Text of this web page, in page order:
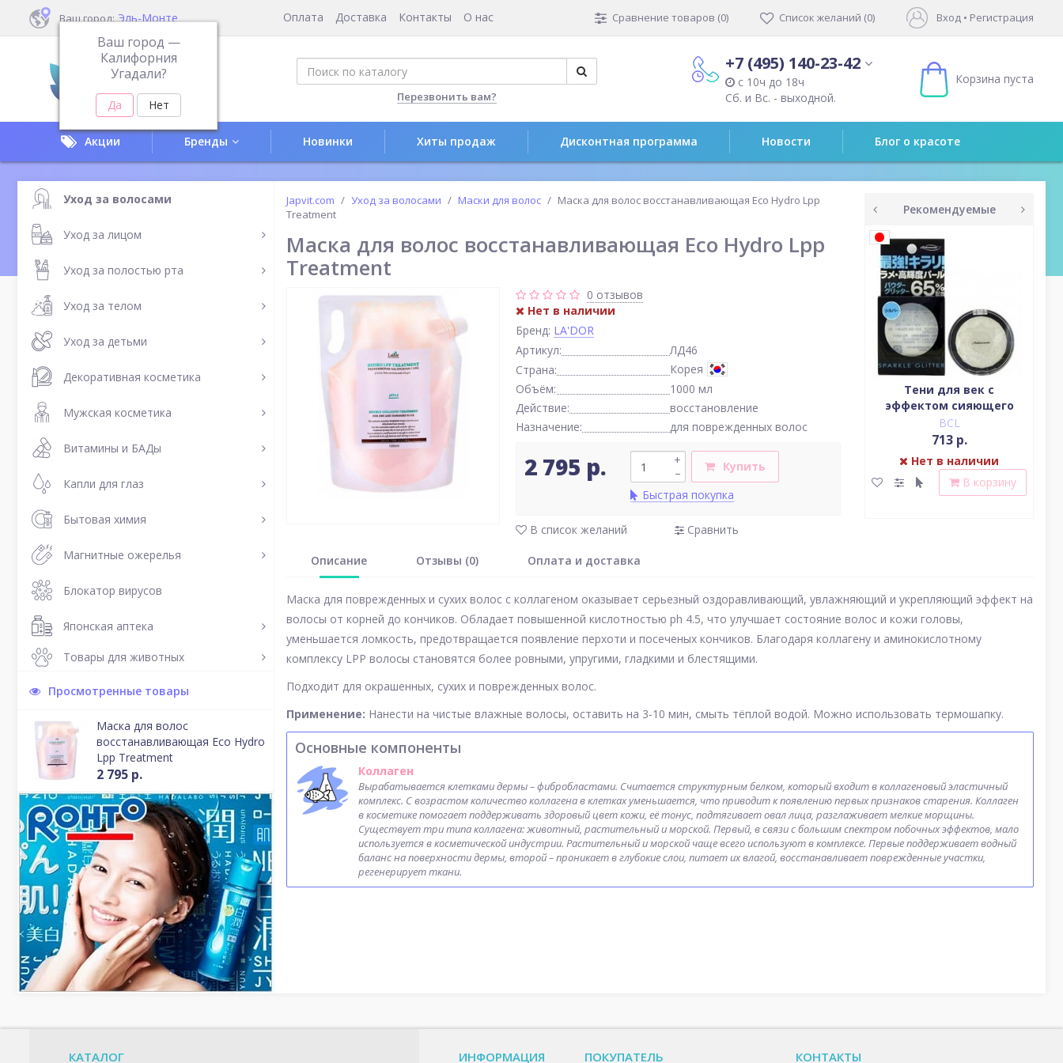
Ваш город: Эль-Монте
Ваш город —
Калифорния
Угадали?
Оплата Доставка Контакты О нас Сравнение товаров (0) Список желаний (0) Вход • Регистрация
Перезвонить вам?
+7 (495) 140-23-42
с 10ч до 18ч
Сб. и Вс. - выходной.
Корзина пуста
Акции Бренды Новинки Хиты продаж Дисконтная программа Новости Блог о красоте
Уход за волосами
Уход за лицом
Уход за полостью рта
Уход за телом
Уход за детьми
Декоративная косметика
Мужская косметика
Витамины и БАДы
Капли для глаз
Бытовая химия
Магнитные ожерелья
Блокатор вирусов
Японская аптека
Товары для животных
Просмотренные товары
Маска для волос
восстанавливающая Eco Hydro
Lpp Treatment
2 795 р.
Japvit.com Уход за волосами Маски для волос
Маска для волос восстанавливающая Eco Hydro Lpp
Treatment
Маска для волос восстанавливающая Eco Hydro Lpp
Treatment
0 отзывов
Нет в наличии
Бренд: LA'DOR
Артикул:
ЛД46
Страна:
Корея
Объём:
1000 мл
Действие:
восстановление
Назначение:
для поврежденных волос
2 795 р. –
+
Купить
Быстрая покупка
В список желаний Сравнить
Рекомендуемые
подводка (цвет
насыщенный черный)
BCL
Нет в наличии
Тени для век c
эффектом сияющего
блеска (серебро)
BCL
713 р.
Нет в наличии
В корзину
Описание Отзывы (0) Оплата и доставка
Маска для поврежденных и сухих волос с коллагеном оказывает серьезный оздоравливающий, увлажняющий и укрепляющий эффект на
волосы от корней до кончиков. Обладает повышенной кислотностью ph 4.5, что улучшает состояние волос и кожи головы,
уменьшается ломкость, предотвращается появление перхоти и посеченых кончиков. Благодаря коллагену и аминокислотному
комплексу LPP волосы становятся более ровными, упругими, гладкими и блестящими.
Подходит для окрашенных, сухих и поврежденных волос.
Применение: Нанести на чистые влажные волосы, оставить на 3-10 мин, смыть тёплой водой. Можно использовать термошапку.
Основные компоненты
Коллаген
Вырабатывается клетками дермы – фибробластами. Считается структурным белком, который входит в коллагеновый эластичный
комплекс. С возрастом количество коллагена в клетках уменьшается, что приводит к появлению первых признаков старения. Коллаген
в косметике помогает поддерживать здоровый цвет кожи, её тонус, подтягивает овал лица, разглаживает мелкие морщины.
Существует три типа коллагена: животный, растительный и морской. Первый, в связи с большим спектром побочных эффектов, мало
используется в косметической индустрии. Растительный и морской чаще всего используют в комплексе. Первые поддерживает водный
баланс на поверхности дермы, второй – проникает в глубокие слои, питает их влагой, восстанавливает поврежденные участки,
регенерирует ткани.
КАТАЛОГ ИНФОРМАЦИЯ ПОКУПАТЕЛЬ КОНТАКТЫ